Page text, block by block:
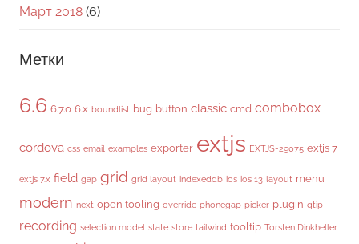
Март 2018 (6)
Метки
6.6 6.7.0 6.x boundlist bug button classic cmd combobox
cordova css email examples exporter extjs EXTJS-29075 extjs 7
extjs 7.x field gap grid grid layout indexeddb ios ios 13 layout menu
modern next open tooling override phonegap picker plugin qtip
recording selection model state store tailwind tooltip Torsten Dinkheller